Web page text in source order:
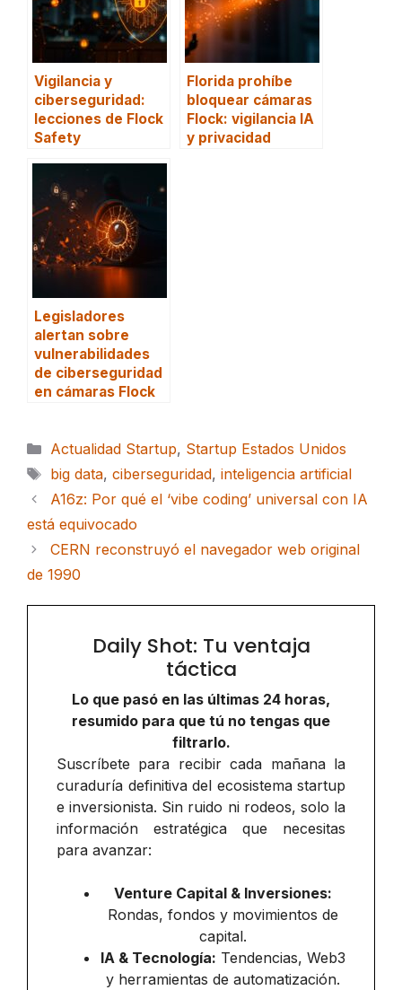
Vigilancia y
ciberseguridad:
lecciones de Flock
Safety
Florida prohíbe
bloquear cámaras
Flock: vigilancia IA
y privacidad
Legisladores
alertan sobre
vulnerabilidades
de ciberseguridad
en cámaras Flock
Categorías
Actualidad Startup, Startup Estados Unidos
Etiquetas
big data, ciberseguridad, inteligencia artificial
A16z: Por qué el ‘vibe coding’ universal con IA
está equivocado
CERN reconstruyó el navegador web original
de 1990
Daily Shot: Tu ventaja
táctica
Lo que pasó en las últimas 24 horas,
resumido para que tú no tengas que
filtrarlo.
Suscríbete para recibir cada mañana la
curaduría definitiva del ecosistema startup
e inversionista. Sin ruido ni rodeos, solo la
información estratégica que necesitas
para avanzar:
Venture Capital & Inversiones:
Rondas, fondos y movimientos de
capital.
IA & Tecnología: Tendencias, Web3
y herramientas de automatización.